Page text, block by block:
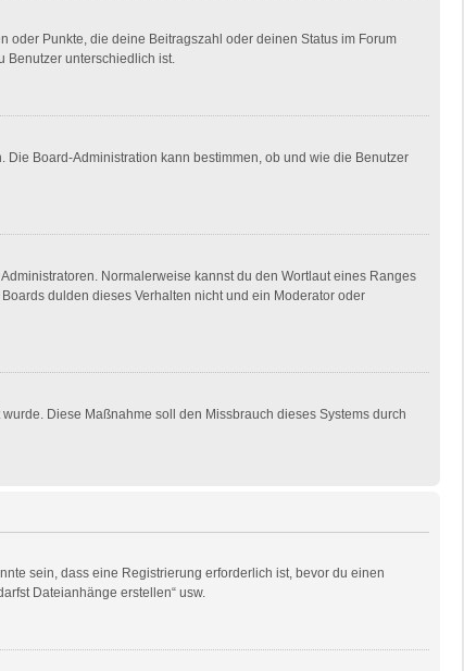
oder Punkte, die deine Beitragszahl oder deinen Status im Forum
Benutzer unterschiedlich ist.
Board-Administration kann bestimmen, ob und wie die Benutzer
Normalerweise kannst du den Wortlaut eines Ranges
dulden dieses Verhalten nicht und ein Moderator oder
Diese Maßnahme soll den Missbrauch dieses Systems durch
sein, dass eine Registrierung erforderlich ist, bevor du einen
Dateianhänge erstellen“ usw.